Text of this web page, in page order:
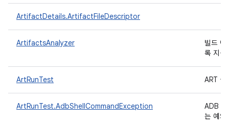
ArtifactDetails.ArtifactFileDescriptor
ArtifactsAnalyzer
빌드 아
록 지원
ArtRunTest ART 실
ArtRunTest.AdbShellCommandException
ADB 셸
는 예